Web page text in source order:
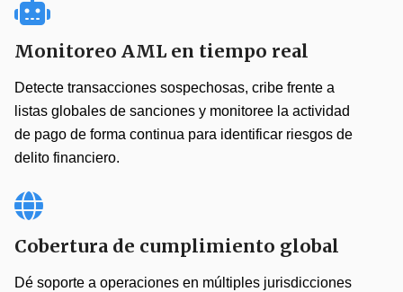
Monitoreo AML en tiempo real
Detecte transacciones sospechosas, cribe frente a
listas globales de sanciones y monitoree la actividad
de pago de forma continua para identificar riesgos de
delito financiero.
Cobertura de cumplimiento global
Dé soporte a operaciones en múltiples jurisdicciones